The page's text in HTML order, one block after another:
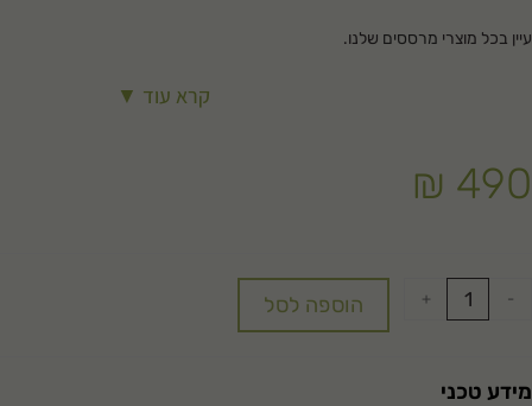
עיין בכל מוצרי מרססים שלנו.
קרא עוד ▼
₪ 490
-
+ הוספה לסל
מידע טכני